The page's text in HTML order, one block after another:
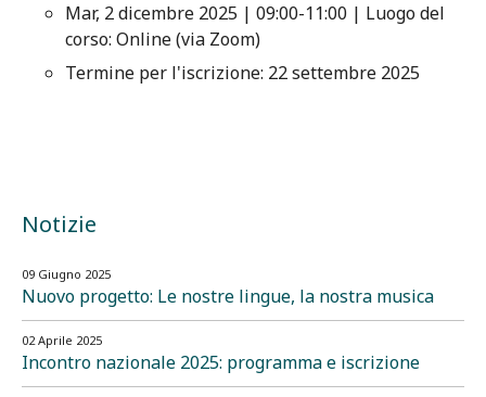
Mar, 2 dicembre 2025 | 09:00-11:00 | Luogo del
corso: Online (via Zoom)
Termine per l'iscrizione: 22 settembre 2025
Notizie
09 Giugno 2025
Nuovo progetto: Le nostre lingue, la nostra musica
02 Aprile 2025
Incontro nazionale 2025: programma e iscrizione